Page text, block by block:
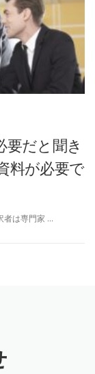
だと聞き
料が必要で
者は専門家 …